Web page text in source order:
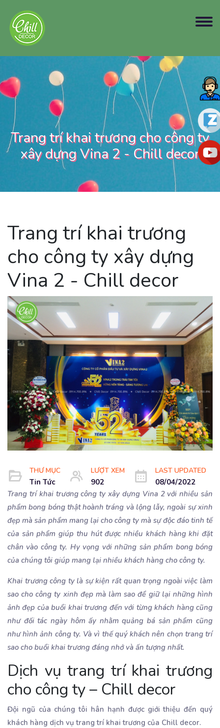
Trang trí khai trương cho công ty
xây dựng Vina 2 - Chill decor
Trang trí khai trương
cho công ty xây dựng
Vina 2 - Chill decor
THƯ MỤC
Tin Tức
LƯỢT XEM
902
LAST UPDATED
08/04/2022
Trang trí khai trương công ty xây dựng Vina 2 với nhiều sản
phẩm bong bóng thật hoành tráng và lộng lẫy, ngoài sự xinh
đẹp mà sản phẩm mang lại cho công ty mà sự độc đáo tinh tế
của sản phẩm giúp thu hút được nhiều khách hàng khi đặt
chân vào công ty. Hy vọng với những sản phẩm bong bóng
của chúng tôi giúp mang lại nhiều khách hàng cho công ty.
Khai trương công ty là sự kiện rất quan trọng ngoài việc làm
sao cho công ty xinh đẹp mà làm sao để giữ lại những hình
ảnh đẹp của buổi khai trương đến với từng khách hàng cũng
như đối tác ngày hôm ấy nhằm quảng bá sản phẩm cũng
như hình ảnh công ty. Và vì thế quý khách nên chọn trang trí
sao cho buổi khai trương đáng nhớ và ấn tượng nhất.
Dịch vụ trang trí khai trương
cho công ty – Chill decor
Đội ngũ của chúng tôi hân hạnh được giới thiệu đến quý
khách hàng dịch vụ trang trí khai trương của Chill decor.